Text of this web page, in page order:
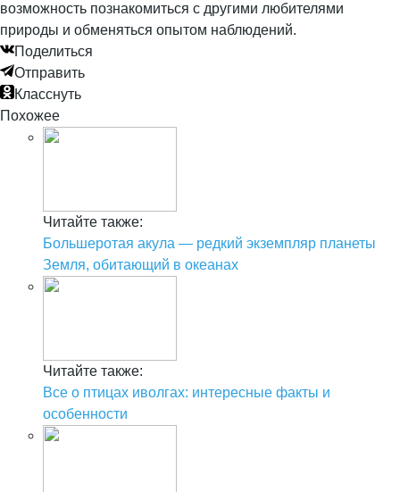
возможность познакомиться с другими любителями
природы и обменяться опытом наблюдений.
Поделиться
Отправить
Класснуть
Похожее
Читайте также:
Большеротая акула — редкий экземпляр планеты
Земля, обитающий в океанах
Читайте также:
Все о птицах иволгах: интересные факты и
особенности